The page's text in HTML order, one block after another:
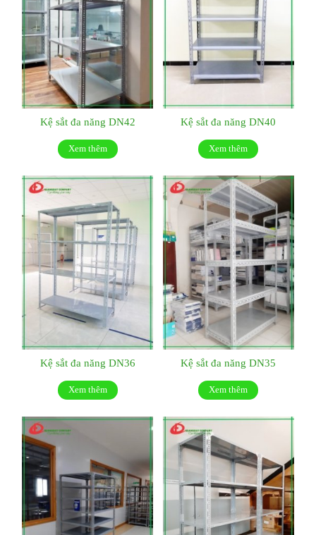
Kệ sắt đa năng DN42
Xem thêm
Kệ sắt đa năng DN40
Xem thêm
Kệ sắt đa năng DN36
Xem thêm
Kệ sắt đa năng DN35
Xem thêm